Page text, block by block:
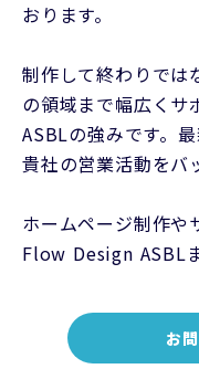
おります。
制作して終わりでは
の領域まで幅広く
ASBLの強みです。
貴社の営業活動をバ
ホームページ制作や
Flow Design ASBL
お